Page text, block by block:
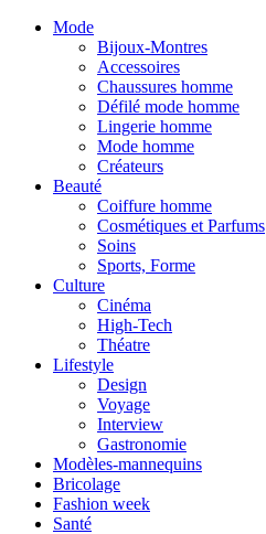
Mode
Bijoux-Montres
Accessoires
Chaussures homme
Défilé mode homme
Lingerie homme
Mode homme
Créateurs
Beauté
Coiffure homme
Cosmétiques et Parfums
Soins
Sports, Forme
Culture
Cinéma
High-Tech
Théatre
Lifestyle
Design
Voyage
Interview
Gastronomie
Modèles-mannequins
Bricolage
Fashion week
Santé